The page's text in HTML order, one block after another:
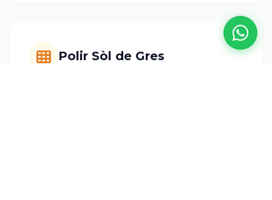
Polir Sòl de Gres